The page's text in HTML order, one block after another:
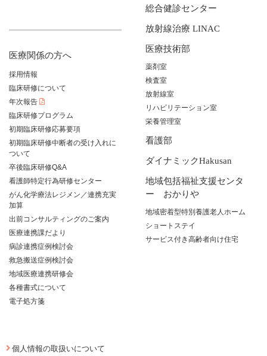
医療関係の方へ
採用情報
臨床研修について
年次報告
臨床研修プログラム
初期臨床研修応募要項
初期臨床研修中断者の受け入れに
ついて
卒後臨床研修Q&A
看護師特定行為研修センター
がん化学療法レジメン／連携充実
加算
出前コンサルティングのご案内
医療連携課だより
病診連携症例検討会
救急搬送症例検討会
地域医療連携研修会
各種書式について
電子処方箋
総合健診センター
放射線治療 LINAC
医療技術部
薬剤室
検査室
放射線室
リハビリテーション室
栄養管理室
看護部
ダイナミックHakusan
地域包括福祉支援センタ
ー おかりや
地域密着型特別養護老人ホーム
ショートステイ
サービス付き高齢者向け住宅
個人情報の取扱いについて